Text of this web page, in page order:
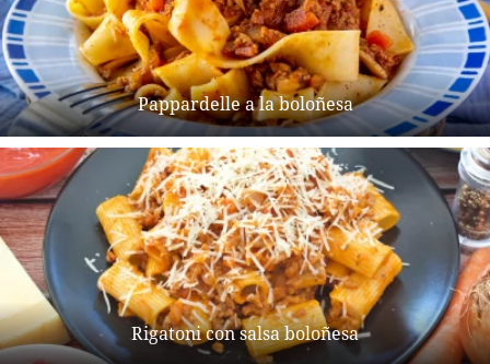
Pappardelle a la boloñesa
Rigatoni con salsa boloñesa